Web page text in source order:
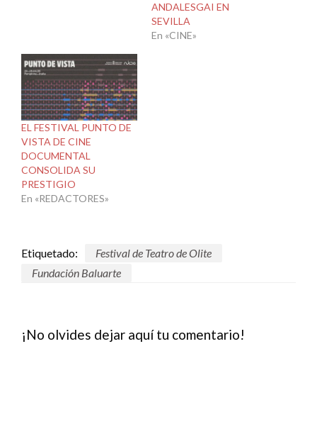
ANDALESGAI EN
SEVILLA
En «CINE»
EL FESTIVAL PUNTO DE
VISTA DE CINE
DOCUMENTAL
CONSOLIDA SU
PRESTIGIO
En «REDACTORES»
Etiquetado:
Festival de Teatro de Olite
Fundación Baluarte
¡No olvides dejar aquí tu comentario!